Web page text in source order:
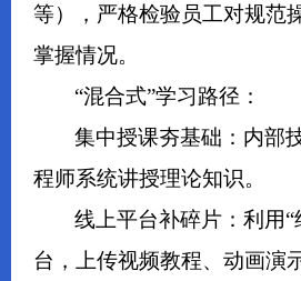
等），严格检验员工对规范
掌握情况。
“混合式”学习路径：
集中授课夯基础：内部
程师系统讲授理论知识。
线上平台补碎片：利用
台，上传视频教程、动画演